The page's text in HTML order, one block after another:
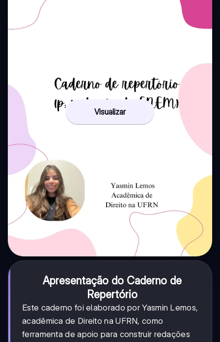
Visualizar
Apresentação do Caderno de
Repertório
Este caderno foi elaborado por Yasmin Lemos,
acadêmica de Direito na UFRN, como
ferramenta de apoio para construir redações